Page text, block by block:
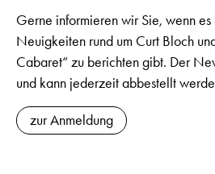
Gerne informieren wir Sie, wenn es
Neuigkeiten rund um Curt Bloch
Cabaret“ zu berichten gibt. Der
und kann jederzeit abbestellt
zur Anmeldung